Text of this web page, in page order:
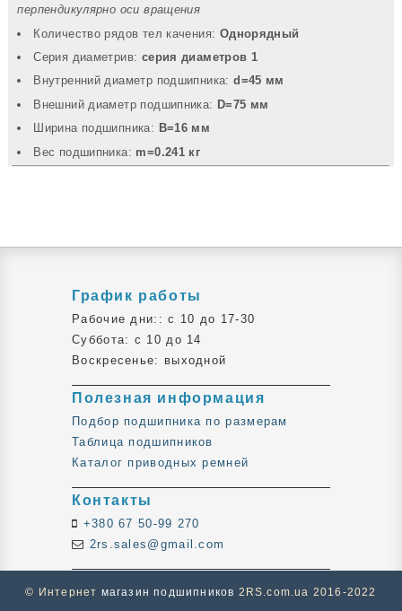
перпендикулярно оси вращения
Количество рядов тел качения: Однорядный
Серия диаметрив: серия диаметров 1
Внутренний диаметр подшипника:d=45 мм
Внешний диаметр подшипника: D=75 мм
Ширина подшипника: B=16 мм
Вec подшипника: m=0.241 кг
График работы
Рабочие дни:: c 10 до 17-30
Суббота: c 10 до 14
Воскресенье: выходной
Полезная информация
Подбор подшипника по размерам
Таблица подшипников
Каталог приводных ремней
Контакты
+380 67 50-99 270
2rs.sales@gmail.com
© Интернет магазин подшипников 2RS.com.ua 2016-2022